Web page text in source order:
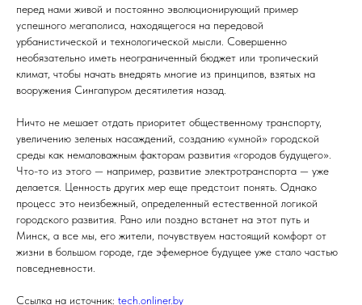
перед нами живой и постоянно эволюционирующий пример
успешного мегаполиса, находящегося на передовой
урбанистической и технологической мысли. Совершенно
необязательно иметь неограниченный бюджет или тропический
климат, чтобы начать внедрять многие из принципов, взятых на
вооружения Сингапуром десятилетия назад.
Ничто не мешает отдать приоритет общественному транспорту,
увеличению зеленых насаждений, созданию «умной» городской
среды как немаловажным факторам развития «городов будущего».
Что-то из этого — например, развитие электротранспорта — уже
делается. Ценность других мер еще предстоит понять. Однако
процесс это неизбежный, определенный естественной логикой
городского развития. Рано или поздно встанет на этот путь и
Минск, а все мы, его жители, почувствуем настоящий комфорт от
жизни в большом городе, где эфемерное будущее уже стало частью
повседневности.
Ссылка на источник: tech.onliner.by